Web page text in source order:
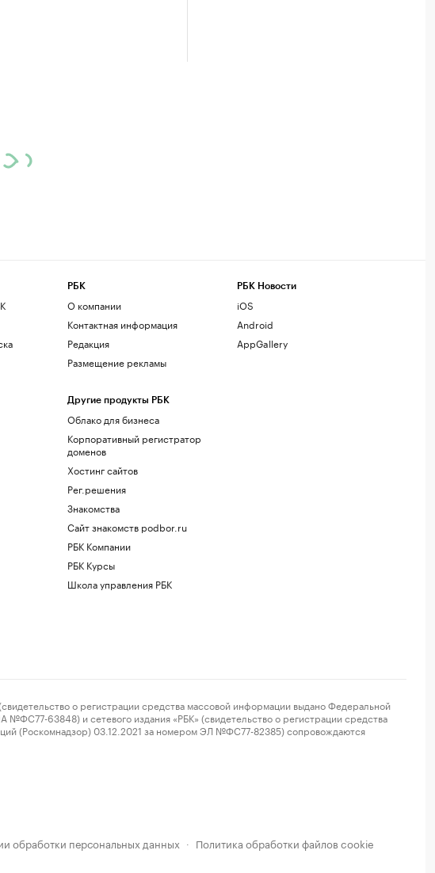
РБК
О компании
Контактная информация
Редакция
Размещение рекламы
Другие продукты РБК
Облако для бизнеса
Корпоративный регистратор
доменов
Хостинг сайтов
Рег.решения
Знакомства
Сайт знакомств podbor.ru
РБК Компании
РБК Курсы
Школа управления РБК
РБК Новости
iOS
Android
AppGallery
о регистрации средства массовой информации выдано Федеральной
63848) и сетевого издания «РБК» (свидетельство о регистрации средства
(Роскомнадзор) 03.12.2021 за номером ЭЛ №ФС77-82385) сопровождаются
обработки персональных данных · Политика обработки файлов cookie